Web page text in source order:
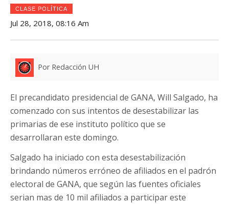
CLASE POLÍTICA
Jul 28, 2018, 08:16 Am
Por Redacción UH
El precandidato presidencial de GANA, Will Salgado, ha
comenzado con sus intentos de desestabilizar las
primarias de ese instituto político que se
desarrollaran este domingo.
Salgado ha iniciado con esta desestabilización
brindando números erróneo de afiliados en el padrón
electoral de GANA, que según las fuentes oficiales
serian mas de 10 mil afiliados a participar este